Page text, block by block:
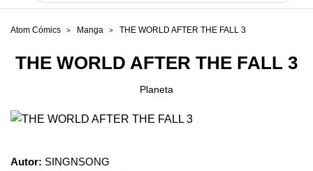
Atom Cómics Manga THE WORLD AFTER THE FALL 3
THE WORLD AFTER THE FALL 3
Planeta
Autor: SINGNSONG